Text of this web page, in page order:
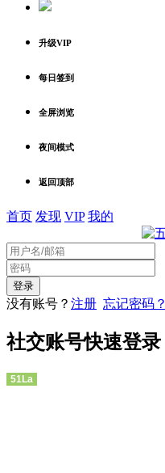
升级VIP
每日签到
全屏浏览
夜间模式
返回顶部
首页 发现 VIP 我的
没有账号？ 注册 忘记密码？
社交账号快速登录
51La